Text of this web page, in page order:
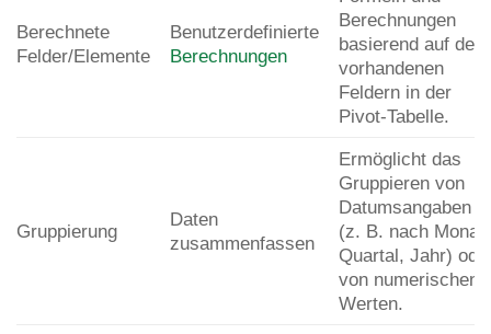
Berechnete
Felder/Elemente
Benutzerdefinierte
Berechnungen
Berechnungen
basierend auf den
vorhandenen
Feldern in der
Pivot-Tabelle.
Gruppierung
Daten
zusammenfassen
Ermöglicht das
Gruppieren von
Datumsangaben
(z. B. nach Monat,
Quartal, Jahr)
von numerischen
Werten.